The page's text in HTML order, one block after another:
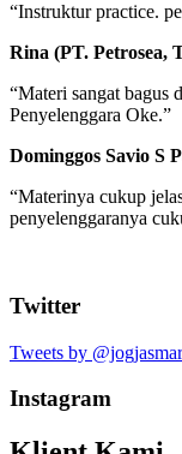
“Instruktur practice.
Rina (PT. Petrosea,
“Materi sangat bagus
Penyelenggara Oke.”
Dominggos Savio S
“Materinya cukup
penyelenggaranya
Twitter
Tweets by
Instagram